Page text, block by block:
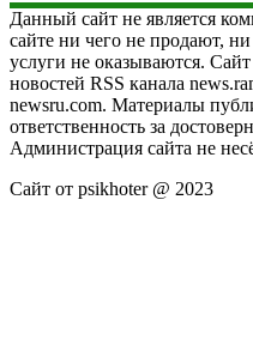
Данный сайт не является
сайте ни чего не продают,
услуги не оказываются.
новостей RSS канала
newsru.com. Материалы
ответственность за
Администрация сайта не
Сайт от psikhoter @ 2023